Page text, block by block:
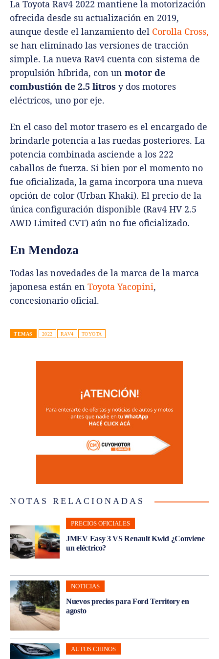
La Toyota Rav4 2022 mantiene la motorización
ofrecida desde su actualización en 2019,
aunque desde el lanzamiento del Corolla Cross,
se han eliminado las versiones de tracción
simple. La nueva Rav4 cuenta con sistema de
propulsión híbrida, con un motor de
combustión de 2.5 litros y dos motores
eléctricos, uno por eje.
En el caso del motor trasero es el encargado de
brindarle potencia a las ruedas posteriores. La
potencia combinada asciende a los 222
caballos de fuerza. Si bien por el momento no
fue oficializada, la gama incorpora una nueva
opción de color (Urban Khaki). El precio de la
única configuración disponible (Rav4 HV 2.5
AWD Limited CVT) aún no fue oficializado.
En Mendoza
Todas las novedades de la marca de la marca
japonesa están en Toyota Yacopini,
concesionario oficial.
TEMAS 2022 RAV4 TOYOTA
NOTAS RELACIONADAS
PRECIOS OFICIALES
JMEV Easy 3 VS Renault Kwid ¿Conviene
un eléctrico?
NOTICIAS
Nuevos precios para Ford Territory en
agosto
AUTOS CHINOS